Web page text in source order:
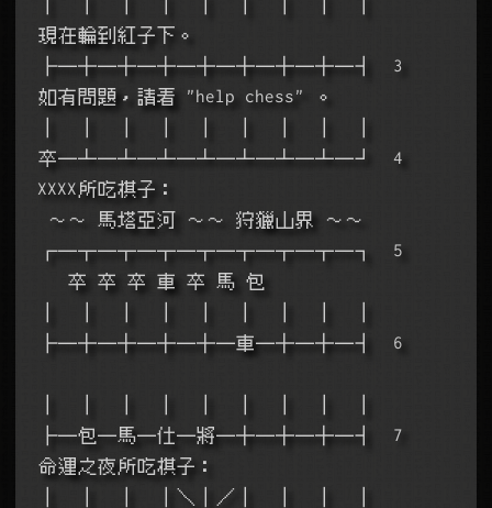
現在輪到紅子下。
├─┼─┼─┼─┼─┼─┼─┼─┤  3
如有問題，請看 "help chess" 。
卒─┴─┴─┴─┴─┴─┴─┴─┘  4
XXXX所吃棋子：
～～ 馬塔亞河 ～～ 狩獵山界 ～～
┌─┬─┬─┬─┬─┬─┬─┬─┐  5
   卒 卒 卒 車 卒 馬 包
├─┼─┼─┼─┼─車─┼─┼─┤  6
├─包─馬─仕─將─┼─┼─┼─┤  7
命運之夜所吃棋子：
│  │  │  │＼│／│  │  │  │